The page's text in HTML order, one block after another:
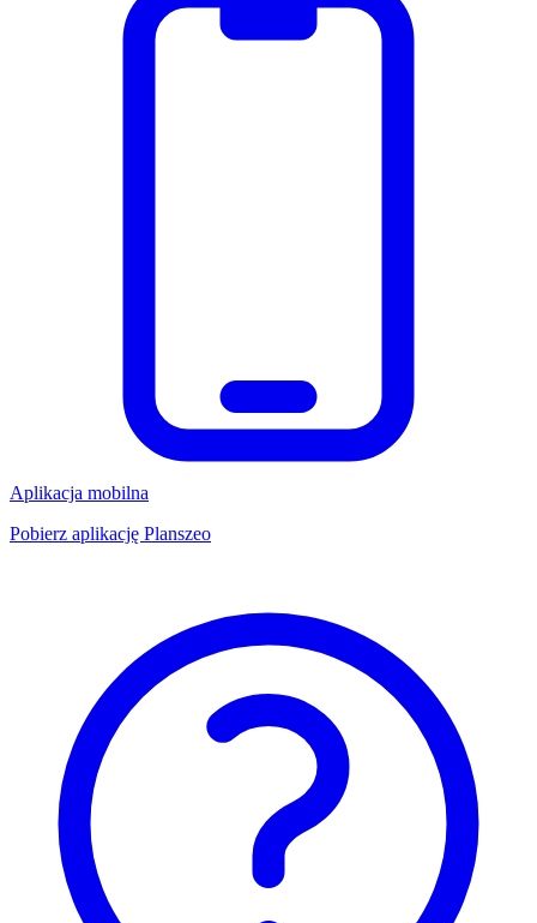
Aplikacja mobilna
Pobierz aplikację Planszeo